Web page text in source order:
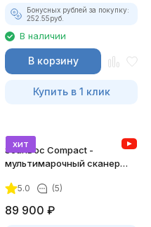
Бонусных рублей за покупку:
252.55руб.
В наличии
В корзину
Купить в 1 клик
хит
ScanDoc Compact -
мультимарочный сканер
5.0 (5)
89 900 ₽